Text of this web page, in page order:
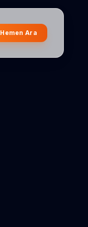
Hemen Ara